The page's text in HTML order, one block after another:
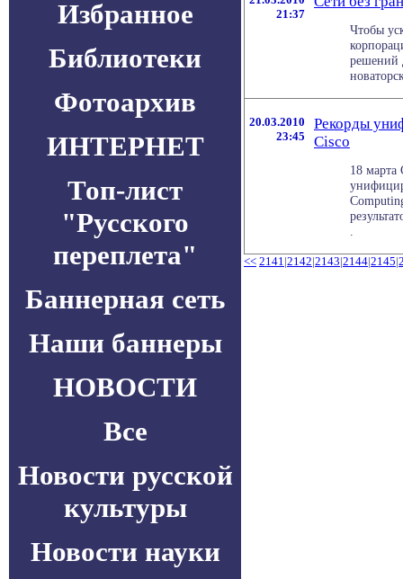
Избранное
Библиотеки
Фотоархив
ИНТЕРНЕТ
Топ-лист
"Русского
переплета"
Баннерная сеть
Наши баннеры
НОВОСТИ
Все
Новости русской
культуры
Новости науки
21:37
Чтобы
решений
20.03.2010
23:45
Рекорды
Cisco
18 марта
<< 2141|2142|2143|2144|2145|